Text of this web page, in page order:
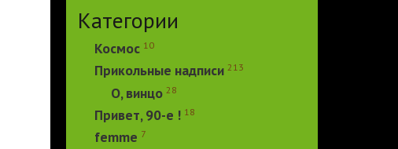
Категории
Космос 10
Прикольные надписи 213
О, винцо 28
Привет, 90-е ! 18
femme 7